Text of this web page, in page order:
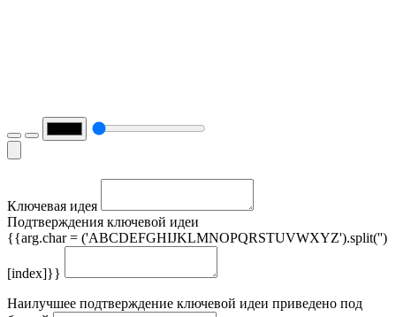
Ключевая идея
Подтверждения ключевой идеи
{{arg.char = ('ABCDEFGHIJKLMNOPQRSTUVWXYZ').split('')
[index]}}
Наилучшее подтверждение ключевой идеи приведено под